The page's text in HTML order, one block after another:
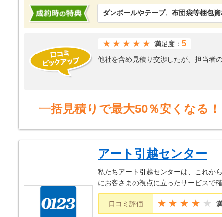
ダンボールやテープ、布団袋等梱包
★★★★★ 満足度： 5
他社を含め見積り交渉したが、担当者
一括見積りで最大50％安くなる！
アート引越センター
私たちアート引越センターは、これか
にお客さまの視点に立ったサービスで
口コミ評価 ★★★★